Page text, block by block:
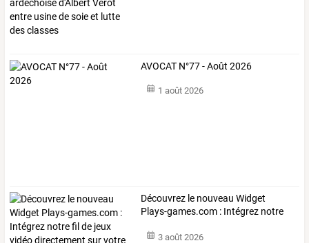
AVOCAT N°77 - Août 2026
1 août 2026
Découvrez le nouveau Widget
Plays-games.com : Intégrez notre
3 août 2026